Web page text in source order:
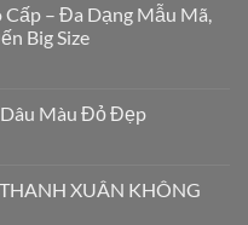
Cấp – Đa Dạng Mẫu Mã,
Big Size
Màu Đỏ Đẹp
XUÂN KHÔNG